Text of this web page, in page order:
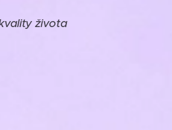
života